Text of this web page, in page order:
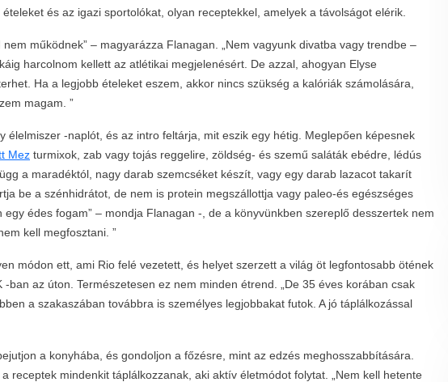
és az igazi sportolókat, olyan receptekkel, amelyek a távolságot elérik.
működnek” – magyarázza Flanagan. „Nem vagyunk divatba vagy trendbe –
harcolnom kellett az atlétikai megjelenésért. De azzal, ahogyan Elyse
Ha a legjobb ételeket eszem, akkor nincs szükség a kalóriák számolására,
magam. ”
élelmiszer -naplót, és az intro feltárja, mit eszik egy hétig. Meglepően képesnek
Mez turmixok, zab vagy tojás reggelire, zöldség- és szemű saláták ebédre, lédús
a maradéktól, nagy darab szemcséket készít, vagy egy darab lazacot takarít
be a szénhidrátot, de nem is protein megszállottja vagy paleo-és egészséges
egy édes fogam” – mondja Flanagan -, de a könyvünkben szereplő desszertek nem
kell megfosztani. ”
módon ett, ami Rio felé vezetett, és helyet szerzett a világ öt legfontosabb ötének
ban az úton. Természetesen ez nem minden étrend. „De 35 éves korában csak
a szakaszában továbbra is személyes legjobbakat futok. A jó táplálkozással
a konyhába, és gondoljon a főzésre, mint az edzés meghosszabbítására.
receptek mindenkit táplálkozzanak, aki aktív életmódot folytat. „Nem kell hetente